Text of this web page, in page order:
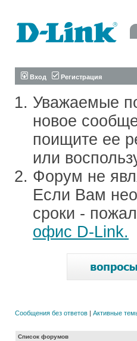
Вход Регистрация
Уважаемые
новое
поищите ее
или
Форум не
Если Вам
сроки -
офис D-Link.
Сообщения без ответов | Активные
Список форумов